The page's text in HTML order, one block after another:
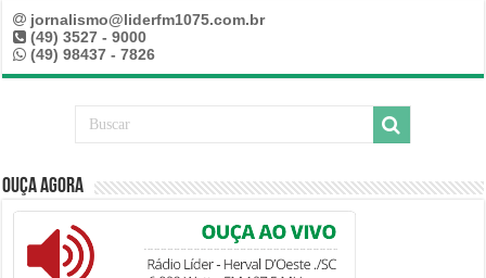
jornalismo@liderfm1075.com.br
(49) 3527 - 9000
(49) 98437 - 7826
Ouça Agora